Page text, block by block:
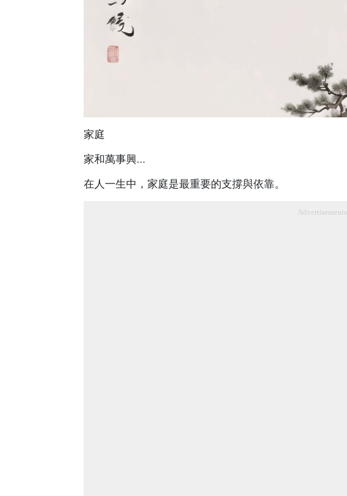
家庭
家和萬事興...
在人一生中，家庭是最重要的支撐與依靠。
Advertisements